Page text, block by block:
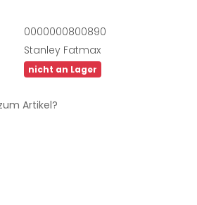
0000000800890
Stanley Fatmax
nicht an Lager
Artikel?